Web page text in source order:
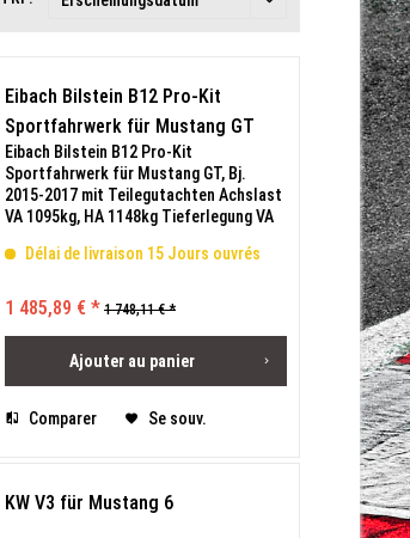
Eibach Bilstein B12 Pro-Kit
Sportfahrwerk für Mustang GT
2015-2017
Eibach Bilstein B12 Pro-Kit
Sportfahrwerk für Mustang GT, Bj.
2015-2017 mit Teilegutachten Achslast
VA 1095kg, HA 1148kg Tieferlegung VA
Délai de livraison 15 Jours ouvrés
1 485,89 € * 1 748,11 € *
Ajouter au panier
Comparer Se souv.
KW V3 für Mustang 6